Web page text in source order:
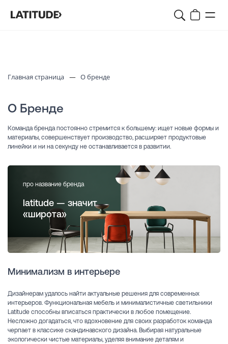
Главная страница — О бренде
О Бренде
Команда бренда постоянно стремится к большему: ищет новые формы и
материалы, совершенствует производство, расширяет продуктовые
линейки и ни на секунду не останавливается в развитии.
про название бренда
latitude — значит
«широта»
Минимализм в интерьере
Дизайнерам удалось найти актуальные решения для современных
интерьеров. Функциональная мебель и минималистичные светильники
Latitude способны вписаться практически в любое помещение.
Несложно догадаться, что вдохновение для своих разработок команда
черпает в классике скандинавского дизайна. Выбирая натуральные
экологически чистые материалы, уделяя внимание деталям и